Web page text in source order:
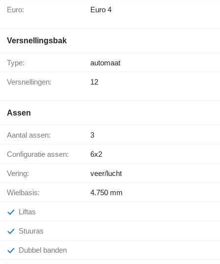
Euro: Euro 4
Versnellingsbak
Type: automaat
Versnellingen: 12
Assen
Aantal assen: 3
Configuratie assen: 6x2
Vering: veer/lucht
Wielbasis: 4.750 mm
Liftas
Stuuras
Dubbel banden